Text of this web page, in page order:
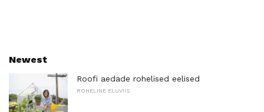
Newest
Roofi aedade rohelised eelised
ROHELINE ELUVIIS